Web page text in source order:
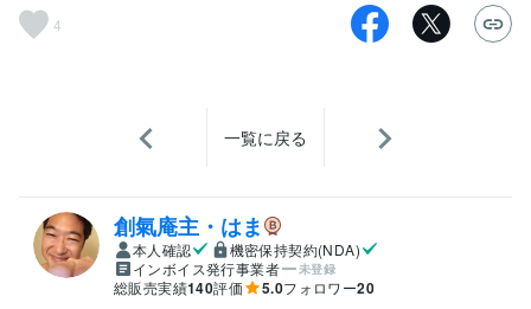
4
一覧に戻る
創氣庵主・はま
本人確認
機密保持契約(NDA)
インボイス発行事業者
未登録
総販売実績140評価 5.0フォロワー20